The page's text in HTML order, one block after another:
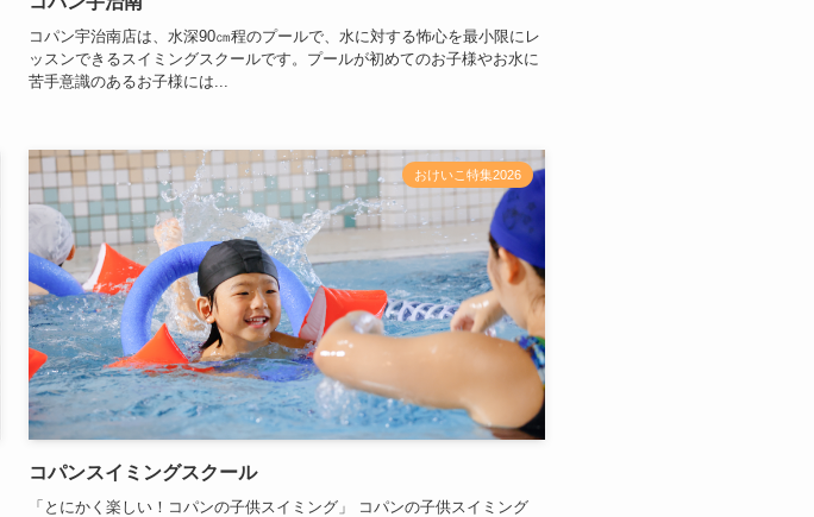
コパン宇治南店は、水深90㎝程のプールで、水に対する怖心を最小限にレ
ッスンできるスイミングスクールです。プールが初めてのお子様やお水に
苦手意識のあるお子様には...
おけいこ特集2026
コパンスイミングスクール
「とにかく楽しい！コパンの子供スイミング」 コパンの子供スイミング